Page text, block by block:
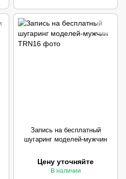
Запись на бесплатный
шугаринг моделей-мужчин
Цену уточняйте
В наличии